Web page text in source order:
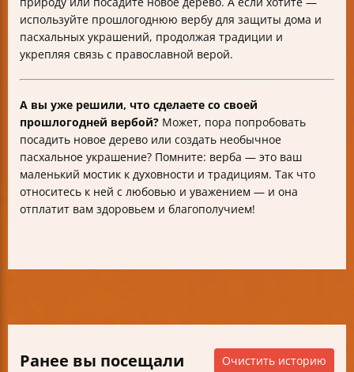
используйте прошлогоднюю вербу для защиты дома и
пасхальных украшений, продолжая традиции и
укрепляя связь с православной верой.
А вы уже решили, что сделаете со своей
прошлогодней вербой? Может, пора попробовать
посадить новое дерево или создать необычное
пасхальное украшение? Помните: верба — это ваш
маленький мостик к духовности и традициям. Так что
относитесь к ней с любовью и уважением — и она
отплатит вам здоровьем и благополучием!
Ранее вы посещали Очистить историю